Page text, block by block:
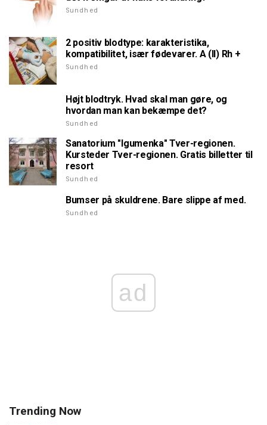
Sundhed
2 positiv blodtype: karakteristika,
kompatibilitet, især fødevarer. A (II) Rh +
Sundhed
Højt blodtryk. Hvad skal man gøre, og
hvordan man kan bekæmpe det?
Sundhed
Sanatorium "Igumenka" Tver-regionen.
Kursteder Tver-regionen. Gratis billetter til
resort
Sundhed
Bumser på skuldrene. Bare slippe af med.
Sundhed
ad
Trending Now